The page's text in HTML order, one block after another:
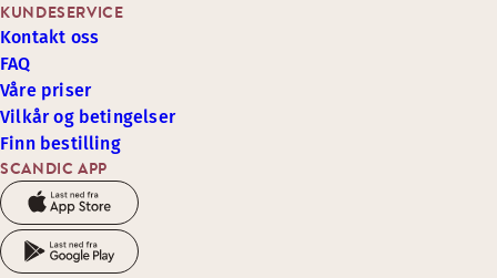
SCANDIC APP
KUNDESERVICE
Kontakt oss
FAQ
Våre priser
Vilkår og betingelser
Finn bestilling